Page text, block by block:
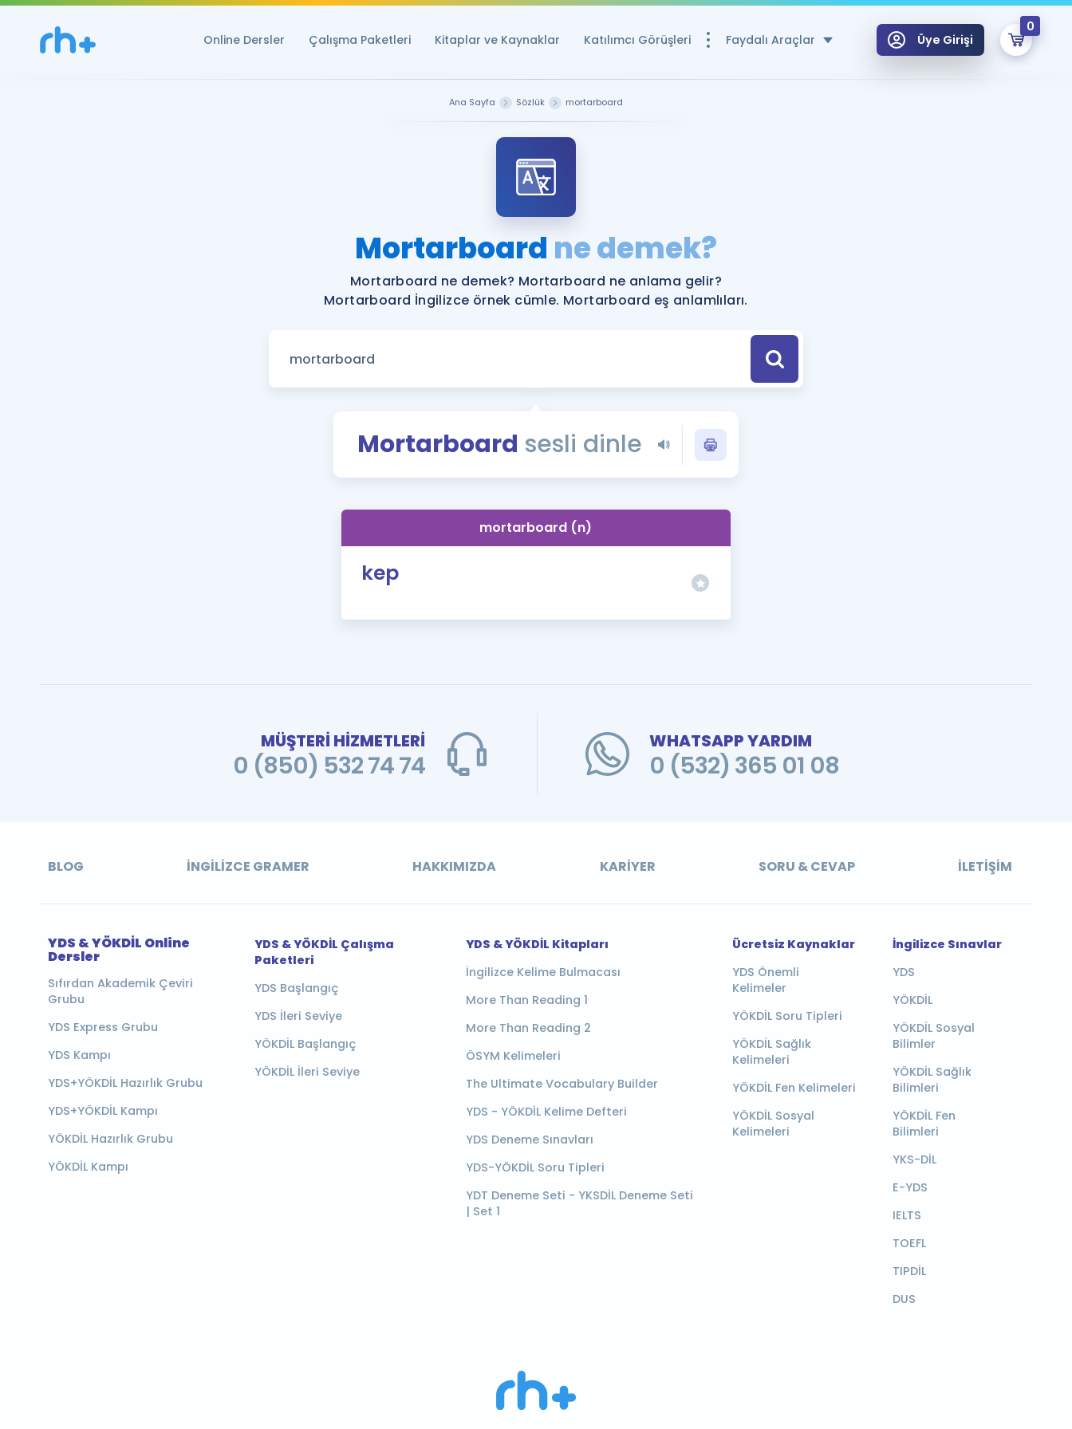
Online Dersler Çalışma Paketleri Kitaplar ve Kaynaklar Katılımcı Görüşleri Faydalı Araçlar
Ücretsiz Kaynaklar
YDS ve YÖKDİL Puan Hesaplama Aracı
YDS ve YÖKDİL'e Hazırlananlar için Öneriler
Tüm ÖSYM Sınavları Tek Takvimde
Blog
YDS - YÖKDİL Tüm Sınavlarla İlgili Haberler
İngilizce Gramer
Üye Girişi
0
Remzi Hoca ile seni sınava hazırlayacak onlarca eğitim seni bekliyor!
Ana Sayfa Sözlük mortarboard
Mortarboard ne demek?
Mortarboard ne demek? Mortarboard ne anlama gelir?
Mortarboard İngilizce örnek cümle. Mortarboard eş anlamlıları.
Mortarboard sesli dinle
mortarboard (n)
kep
MÜŞTERİ HİZMETLERİ
0 (850) 532 74 74
WHATSAPP YARDIM
0 (532) 365 01 08
BLOG İNGILIZCE GRAMER HAKKIMIZDA KARIYER SORU & CEVAP İLETIŞIM
YDS & YÖKDİL Online
Dersler
Sıfırdan Akademik Çeviri
Grubu
YDS Express Grubu
YDS Kampı
YDS+YÖKDİL Hazırlık Grubu
YDS+YÖKDİL Kampı
YÖKDİL Hazırlık Grubu
YÖKDİL Kampı
YDS & YÖKDİL Çalışma
Paketleri
YDS Başlangıç
YDS İleri Seviye
YÖKDİL Başlangıç
YÖKDİL İleri Seviye
YDS & YÖKDİL Kitapları
İngilizce Kelime Bulmacası
More Than Reading 1
More Than Reading 2
ÖSYM Kelimeleri
The Ultimate Vocabulary Builder
YDS - YÖKDİL Kelime Defteri
YDS Deneme Sınavları
YDS-YÖKDİL Soru Tipleri
YDT Deneme Seti - YKSDİL Deneme Seti
| Set 1
Ücretsiz Kaynaklar
YDS Önemli
Kelimeler
YÖKDİL Soru Tipleri
YÖKDİL Sağlık
Kelimeleri
YÖKDİL Fen Kelimeleri
YÖKDİL Sosyal
Kelimeleri
İngilizce Sınavlar
YDS
YÖKDİL
YÖKDİL Sosyal
Bilimler
YÖKDİL Sağlık
Bilimleri
YÖKDİL Fen
Bilimleri
YKS-DİL
E-YDS
IELTS
TOEFL
TIPDİL
DUS